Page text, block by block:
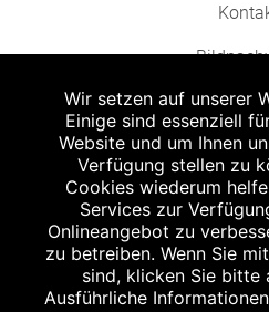
Abgabe in haushaltsüblichen Mengen,
und Satzfehler keine Haftung.
Zu Risiken und Nebenwirkungen lesen
Sie Ihren Arzt oder Apotheker.
Angabe nach der deutschen
(AEP). Der AEP ist keine unverbindliche
AEP ist ein von den Apotheken in Ansatz
Wir setzen auf unserer
Einige sind essenziell
Website und um Ihnen
Verfügung stellen zu
Cookies wiederum
Services zur
Onlineangebot zu
zu betreiben. Wenn Sie
sind, klicken Sie bitte
Ausführliche